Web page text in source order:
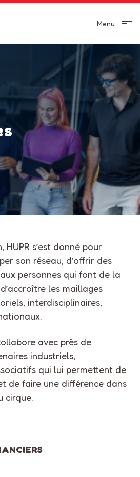
Menu
s’est donné pour
son réseau, d’offrir des
personnes qui font de la
les maillages
interdisciplinaires,
avec près de
industriels,
qui lui permettent de
de faire une différence dans
cirque.